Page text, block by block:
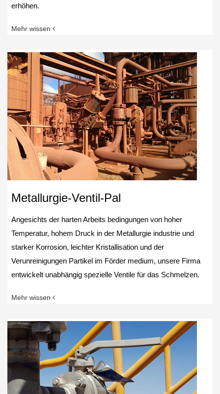
erhöhen.
Mehr wissen
Metallurgie-Ventil-Pal
Angesichts der harten Arbeits bedingungen von hoher
Temperatur, hohem Druck in der Metallurgie industrie und
starker Korrosion, leichter Kristallisation und der
Verunreinigungen Partikel im Förder medium, unsere Firma
entwickelt unabhängig spezielle Ventile für das Schmelzen.
Mehr wissen